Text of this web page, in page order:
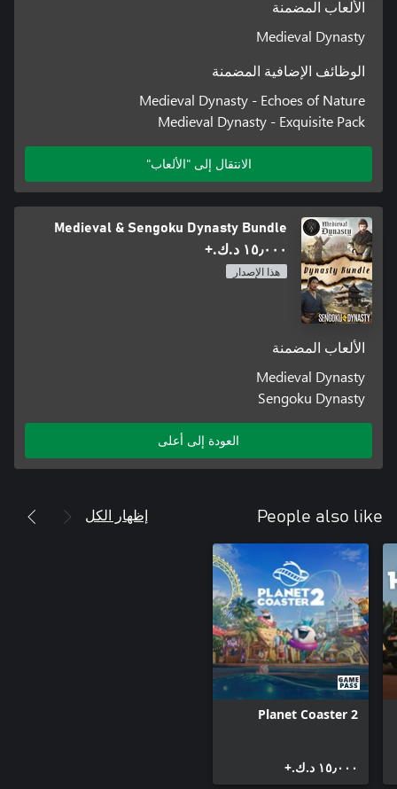
الألعاب المضمنة
Medieval Dynasty
الوظائف الإضافية المضمنة
Medieval Dynasty - Echoes of Nature
Medieval Dynasty - Exquisite Pack
الانتقال إلى "الألعاب"
Medieval & Sengoku Dynasty Bundle
١٥٫٠٠٠ د.ك.‏+
هذا الإصدار
الألعاب المضمنة
Medieval Dynasty
Sengoku Dynasty
العودة إلى أعلى
People also like إظهار الكل
Planet Coaster 2
١٥٫٠٠٠ د.ك.‏+